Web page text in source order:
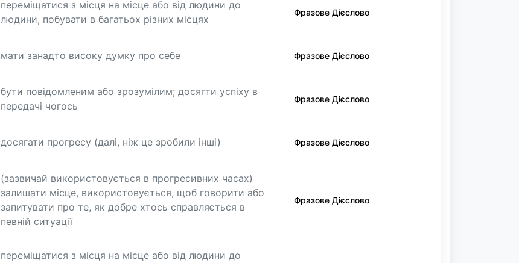
переміщатися з місця на місце або від людини до
людини, побувати в багатьох різних місцях
Фразове Дієслово
мати занадто високу думку про себе Фразове Дієслово
бути повідомленим або зрозумілим; досягти успіху в
передачі чогось
Фразове Дієслово
досягати прогресу (далі, ніж це зробили інші) Фразове Дієслово
(зазвичай використовується в прогресивних часах)
залишати місце, використовується, щоб говорити або
запитувати про те, як добре хтось справляється в
певній ситуації
Фразове Дієслово
переміщатися з місця на місце або від людини до